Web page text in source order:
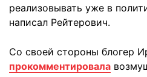
реализовывать уже в
написал Рейтерович.
Со своей стороны блогер
прокомментировала